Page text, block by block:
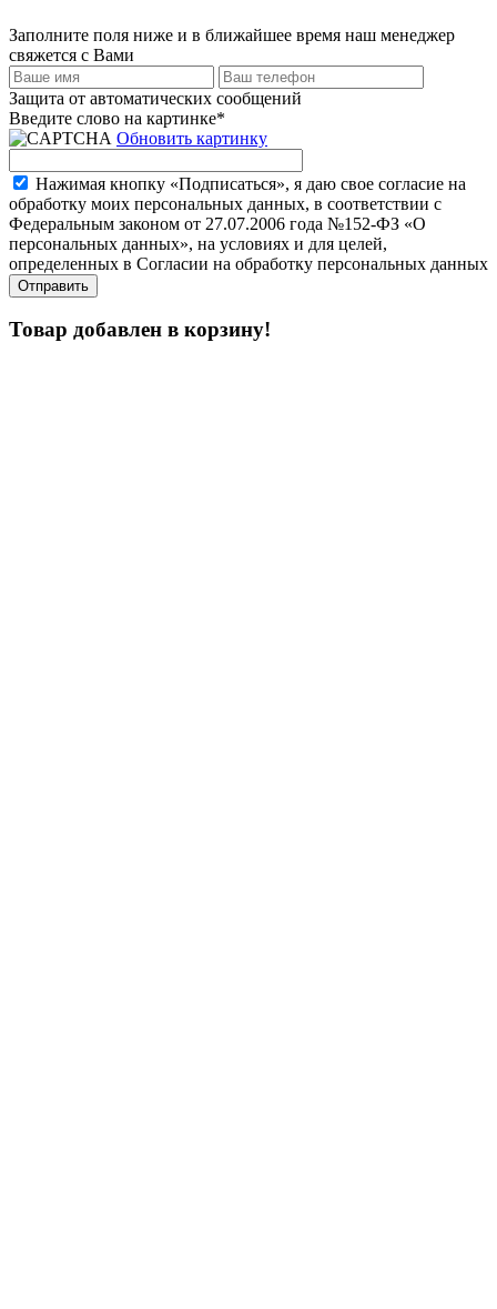
Заполните поля ниже и в ближайшее время наш менеджер
свяжется с Вами
Защита от автоматических сообщений
Введите слово на картинке*
Обновить картинку
Нажимая кнопку «Подписаться», я даю свое согласие на
обработку моих персональных данных, в соответствии с
Федеральным законом от 27.07.2006 года №152-ФЗ «О
персональных данных», на условиях и для целей,
определенных в Согласии на обработку персональных данных
Товар добавлен в корзину!